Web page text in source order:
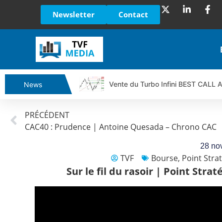
Newsletter Contact
News
Vente du Turbo Infini BEST CALL
Dichotomie profonde. Des
Tout peut exploser ! | Antoine
Gaza, Iran, Chine : la guerre
Jean Marie Seronie :Loi agricole :
DAX40 : Poursuite de la
PRÉCÉDENT
CAC40 : Prudence | Antoine Quesada – Chrono CAC
28
TVF Bourse, Point
Sur le fil du rasoir | Point